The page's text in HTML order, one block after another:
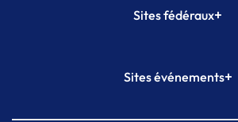
Sites fédéraux+
Plateforme Formation
Sites événements+